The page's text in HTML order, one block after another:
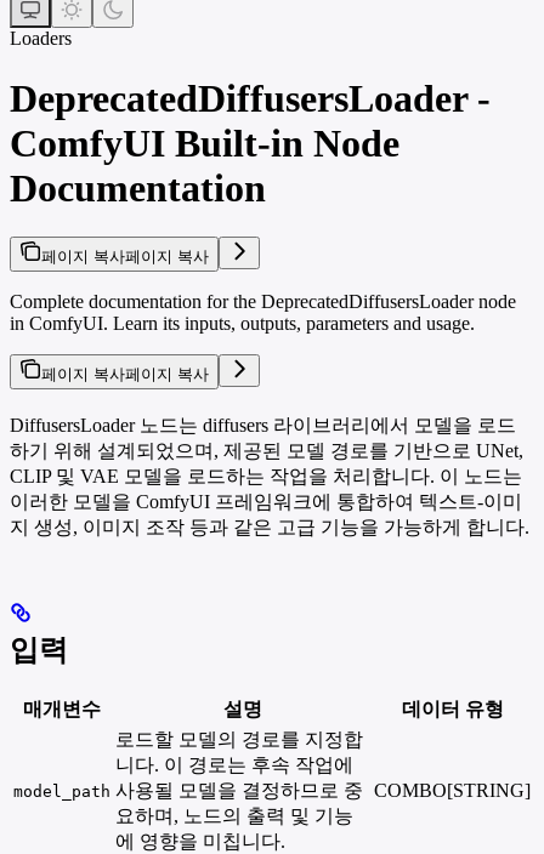
Loaders
DeprecatedDiffusersLoader -
ComfyUI Built-in Node
Documentation
페이지 복사페이지 복사
Complete documentation for the DeprecatedDiffusersLoader node
in ComfyUI. Learn its inputs, outputs, parameters and usage.
페이지 복사페이지 복사
DiffusersLoader 노드는 diffusers 라이브러리에서 모델을 로드
하기 위해 설계되었으며, 제공된 모델 경로를 기반으로 UNet,
CLIP 및 VAE 모델을 로드하는 작업을 처리합니다. 이 노드는
이러한 모델을 ComfyUI 프레임워크에 통합하여 텍스트-이미
지 생성, 이미지 조작 등과 같은 고급 기능을 가능하게 합니다.
입력
매개변수 설명 데이터 유형
model_path
로드할 모델의 경로를 지정합
니다. 이 경로는 후속 작업에
사용될 모델을 결정하므로 중
요하며, 노드의 출력 및 기능
에 영향을 미칩니다.
COMBO[STRING]